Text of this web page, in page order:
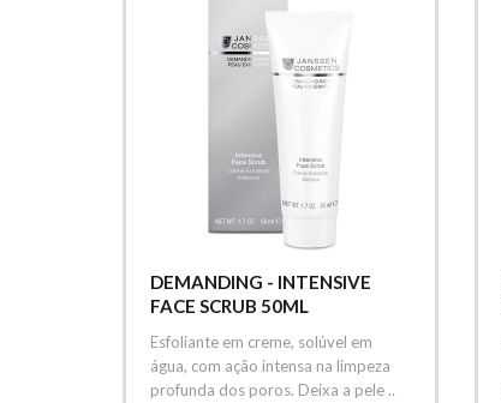
DEMANDING - INTENSIVE
FACE SCRUB 50ML
Esfoliante em creme, solúvel em
água, com ação intensa na limpeza
profunda dos poros. Deixa a pele ..